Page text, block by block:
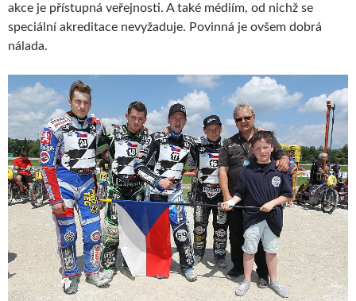
akce je přístupná veřejnosti. A také médiím, od nichž se
speciální akreditace nevyžaduje. Povinná je ovšem dobrá
nálada.